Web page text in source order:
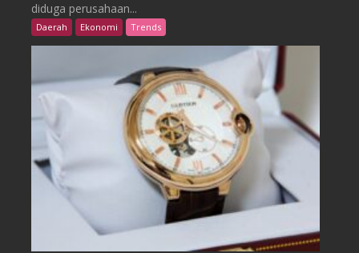
diduga perusahaan...
Daerah Ekonomi Trends